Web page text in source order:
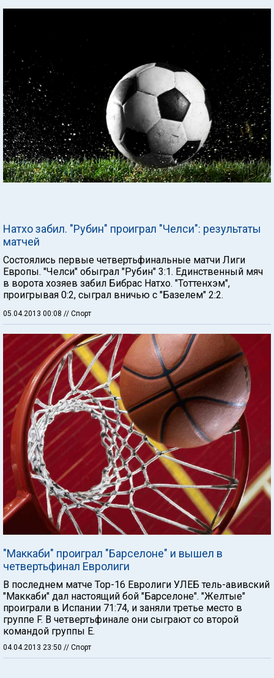
Натхо забил. "Рубин" проиграл "Челси": результаты
матчей
Состоялись первые четвертьфинальные матчи Лиги
Европы. "Челси" обыграл "Рубин" 3:1. Единственный мяч
в ворота хозяев забил Бибрас Натхо. "Тоттенхэм",
проигрывая 0:2, сыграл вничью с "Базелем" 2:2.
05.04.2013 00:08 // Спорт
"Маккаби" проиграл "Барселоне" и вышел в
четвертьфинал Евролиги
В последнем матче Тор-16 Евролиги УЛЕБ тель-авивский
"Маккаби" дал настоящий бой "Барселоне". "Желтые"
проиграли в Испании 71:74, и заняли третье место в
группе F. В четвертьфинале они сыграют со второй
командой группы Е.
04.04.2013 23:50 // Спорт